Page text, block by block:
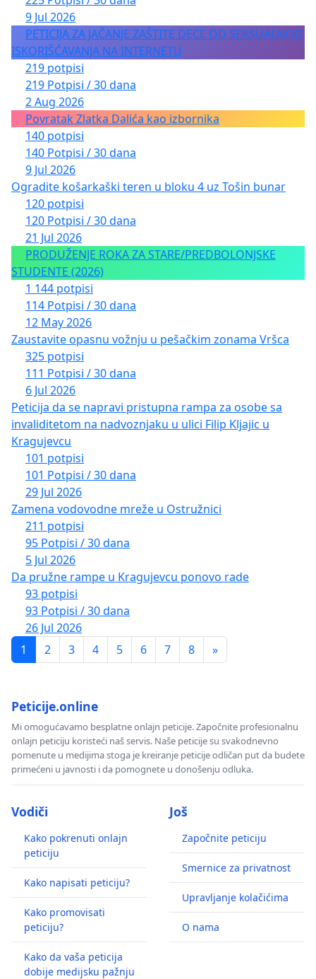
9 Jul 2026
PETICIJA ZA JAČANJE ZAŠTITE DECE OD SEKSUALNOG
ISKORIŠĆAVANJA NA INTERNETU
219 potpisi
219 Potpisi / 30 dana
2 Aug 2026
Povratak Zlatka Dalića kao izbornika
140 potpisi
140 Potpisi / 30 dana
9 Jul 2026
Ogradite košarkaški teren u bloku 4 uz Tošin bunar
120 potpisi
120 Potpisi / 30 dana
21 Jul 2026
PRODUŽENJE ROKA ZA STARE/PREDBOLONJSKE
STUDENTE (2026)
1 144 potpisi
114 Potpisi / 30 dana
12 May 2026
Zaustavite opasnu vožnju u pešačkim zonama Vršca
325 potpisi
111 Potpisi / 30 dana
6 Jul 2026
Peticija da se napravi pristupna rampa za osobe sa
invaliditetom na nadvoznjaku u ulici Filip Kljajic u
Kragujevcu
101 potpisi
101 Potpisi / 30 dana
29 Jul 2026
Zamena vodovodne mreže u Ostružnici
211 potpisi
95 Potpisi / 30 dana
5 Jul 2026
Da pružne rampe u Kragujevcu ponovo rade
93 potpisi
93 Potpisi / 30 dana
26 Jul 2026
1
2 3 4 5 6 7 8 »
Peticije.online
Mi omogućavamo besplatne onlajn peticije. Započnite profesionalnu
onlajn peticiju koristeći naš servis. Naše peticije su svakodnevno
pomenute u medijima stoga je kreiranje peticije odličan put da budete
primećeni u javnosti i da pomognete u donošenju odluka.
Vodiči
Kako pokrenuti onlajn
peticiju
Kako napisati peticiju?
Kako promovisati
peticiju?
Kako da vaša peticija
dobije medijsku pažnju
Još
Započnite peticiju
Smernice za privatnost
Upravljanje kolačićima
O nama